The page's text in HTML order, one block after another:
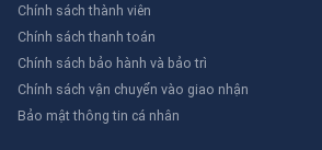
Chính sách thành viên
Chính sách thanh toán
Chính sách bảo hành và bảo trì
Chính sách vận chuyển vào giao nhận
Bảo mật thông tin cá nhân